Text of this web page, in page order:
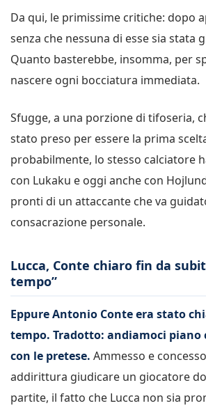
Da qui, le primissime critiche: dopo
senza che nessuna di esse sia stata
Quanto basterebbe, insomma, per
nascere ogni bocciatura immediata.
Sfugge, a una porzione di tifoseria,
stato preso per essere la prima
probabilmente, lo stesso calciatore
con Lukaku e oggi anche con
pronti di un attaccante che va
consacrazione personale.
Lucca, Conte chiaro fin da
tempo”
Eppure Antonio Conte era stato
tempo. Tradotto: andiamoci piano
con le pretese. Ammesso e
addirittura giudicare un giocatore
partite, il fatto che Lucca non sia